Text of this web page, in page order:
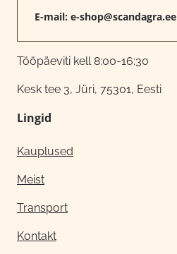
E-mail: e-shop@scandagra.ee
Tööpäeviti kell 8:00-16:30
Kesk tee 3, Jüri, 75301, Eesti
Lingid
Kauplused
Meist
Transport
Kontakt